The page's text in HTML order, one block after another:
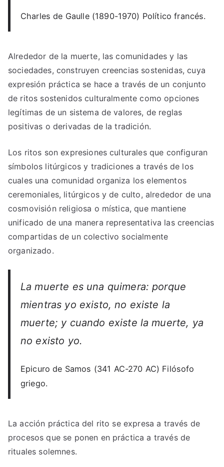
Charles de Gaulle (1890-1970) Político francés.
Alrededor de la muerte, las comunidades y las
sociedades, construyen creencias sostenidas, cuya
expresión práctica se hace a través de un conjunto
de ritos sostenidos culturalmente como opciones
legítimas de un sistema de valores, de reglas
positivas o derivadas de la tradición.
Los ritos son expresiones culturales que configuran
símbolos litúrgicos y tradiciones a través de los
cuales una comunidad organiza los elementos
ceremoniales, litúrgicos y de culto, alrededor de una
cosmovisión religiosa o mística, que mantiene
unificado de una manera representativa las creencias
compartidas de un colectivo socialmente
organizado.
La muerte es una quimera: porque
mientras yo existo, no existe la
muerte; y cuando existe la muerte, ya
no existo yo.
Epicuro de Samos (341 AC-270 AC) Filósofo
griego.
La acción práctica del rito se expresa a través de
procesos que se ponen en práctica a través de
rituales solemnes.